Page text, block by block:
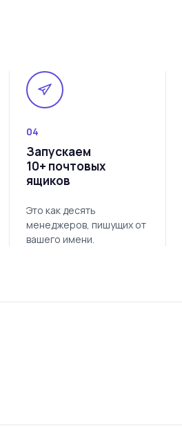
04
Запускаем
10+ почтовых
ящиков
Это как десять
менеджеров, пишущих от
вашего имени.